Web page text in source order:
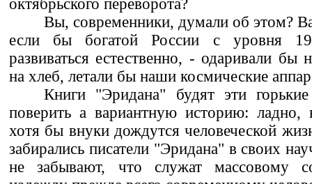
октябрьского переворота?
Вы, современники, думали об этом?
если бы богатой России с уровня
развиваться естественно, - одаривали бы
на хлеб, летали бы наши космические
Книги "Эридана" будят эти
поверить а вариантную историю: ладно,
хотя бы внуки дождутся человеческой
забирались писатели "Эридана" в своих
не забывают, что служат массовому